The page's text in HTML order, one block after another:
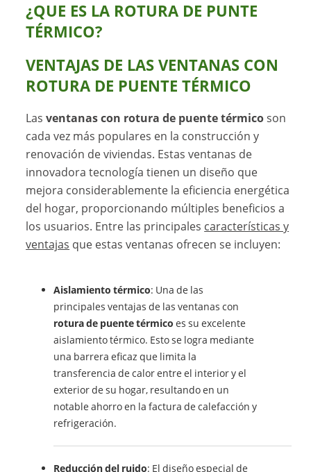
¿QUE ES LA ROTURA DE PUNTE
TÉRMICO?
VENTAJAS DE LAS VENTANAS CON
ROTURA DE PUENTE TÉRMICO
Lasventanas con rotura de puente térmicoson
cada vez más populares en la construcción y
renovación de viviendas. Estas ventanas de
innovadora tecnología tienen un diseño que
mejora considerablemente la eficiencia energética
del hogar, proporcionando múltiples beneficios a
los usuarios. Entre las principales características y
ventajas que estas ventanas ofrecen se incluyen:
Aislamiento térmico: Una de las
principales ventajas de las ventanas con
rotura de puente térmico es su excelente
aislamiento térmico. Esto se logra mediante
una barrera eficaz que limita la
transferencia de calor entre el interior y el
exterior de su hogar, resultando en un
notable ahorro en la factura de calefacción y
refrigeración.
Reducción del ruido: El diseño especial de